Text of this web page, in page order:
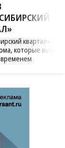
квартал»:
которые
временем